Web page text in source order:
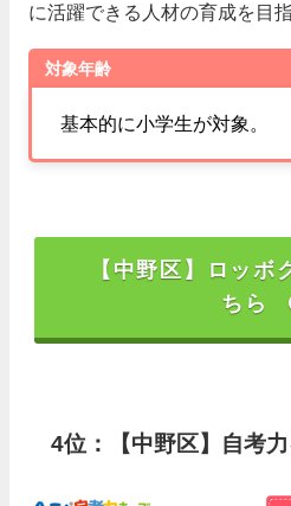
に活躍できる人材の育成を目
対象年齢
基本的に小学生が対象。
【中野区】ロッボ
ちら
4位：【中野区】自考